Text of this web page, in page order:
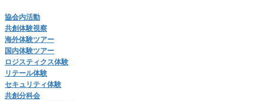
協会内活動
共創体験視察
海外体験ツアー
国内体験ツアー
ロジスティクス体験
リテール体験
セキュリティ体験
共創分科会